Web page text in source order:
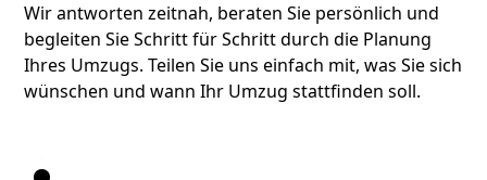
Wir antworten zeitnah, beraten Sie persönlich und
begleiten Sie Schritt für Schritt durch die Planung
Ihres Umzugs. Teilen Sie uns einfach mit, was Sie sich
wünschen und wann Ihr Umzug stattfinden soll.